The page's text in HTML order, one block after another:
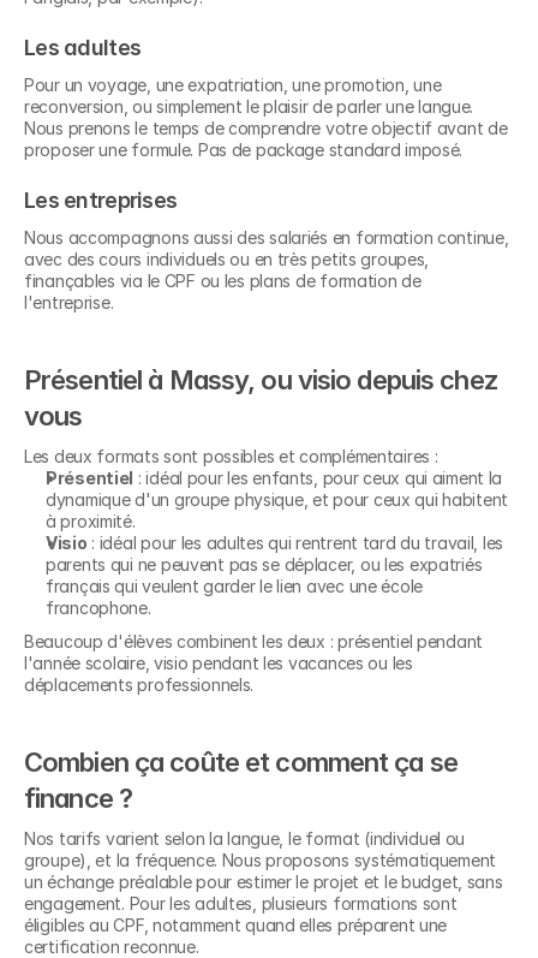
Les adultes
Pour un voyage, une expatriation, une promotion, une
reconversion, ou simplement le plaisir de parler une langue.
Nous prenons le temps de comprendre votre objectif avant de
proposer une formule. Pas de package standard imposé.
Les entreprises
Nous accompagnons aussi des salariés en formation continue,
avec des cours individuels ou en très petits groupes,
finançables via le CPF ou les plans de formation de
l'entreprise.
Présentiel à Massy, ou visio depuis chez
vous
Les deux formats sont possibles et complémentaires :
Présentiel : idéal pour les enfants, pour ceux qui aiment la
dynamique d'un groupe physique, et pour ceux qui habitent
à proximité.
Visio : idéal pour les adultes qui rentrent tard du travail, les
parents qui ne peuvent pas se déplacer, ou les expatriés
français qui veulent garder le lien avec une école
francophone.
Beaucoup d'élèves combinent les deux : présentiel pendant
l'année scolaire, visio pendant les vacances ou les
déplacements professionnels.
Combien ça coûte et comment ça se
finance ?
Nos tarifs varient selon la langue, le format (individuel ou
groupe), et la fréquence. Nous proposons systématiquement
un échange préalable pour estimer le projet et le budget, sans
engagement. Pour les adultes, plusieurs formations sont
éligibles au CPF, notamment quand elles préparent une
certification reconnue.